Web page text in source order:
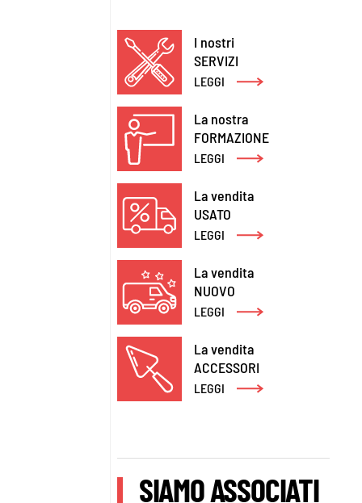
I nostri
SERVIZI
LEGGI
La nostra
FORMAZIONE
LEGGI
La vendita
USATO
LEGGI
La vendita
NUOVO
LEGGI
La vendita
ACCESSORI
LEGGI
SIAMO ASSOCIATI